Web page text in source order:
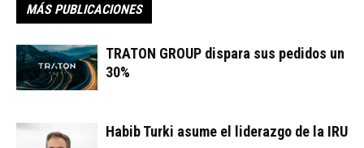
MÁS PUBLICACIONES
TRATON GROUP dispara sus pedidos un
30%
Habib Turki asume el liderazgo de la IRU